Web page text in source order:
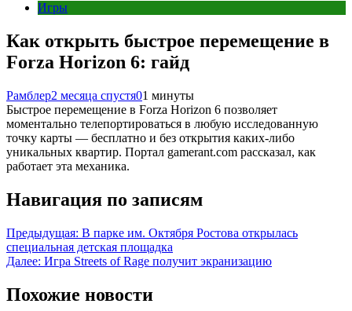
Игры
Как открыть быстрое перемещение в
Forza Horizon 6: гайд
Рамблер2 месяца спустя01 минуты
Быстрое перемещение в Forza Horizon 6 позволяет
моментально телепортироваться в любую исследованную
точку карты — бесплатно и без открытия каких-либо
уникальных квартир. Портал gamerant.com рассказал, как
работает эта механика.
Навигация по записям
Предыдущая: В парке им. Октября Ростова открылась
специальная детская площадка
Далее: Игра Streets of Rage получит экранизацию
Похожие новости